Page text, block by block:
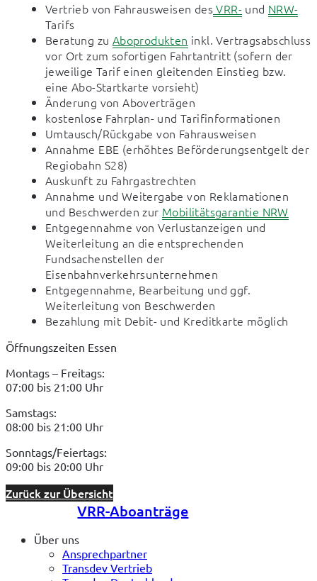
Vertrieb von Fahrausweisen desVRR- und NRW-
Tarifs
Beratung zu Aboprodukten inkl. Vertragsabschluss
vor Ort zum sofortigen Fahrtantritt (sofern der
jeweilige Tarif einen gleitenden Einstieg bzw.
eine Abo-Startkarte vorsieht)
Änderung von Aboverträgen
kostenlose Fahrplan- und Tarifinformationen
Umtausch/Rückgabe von Fahrausweisen
Annahme EBE (erhöhtes Beförderungsentgelt der
Regiobahn S28)
Auskunft zu Fahrgastrechten
Annahme und Weitergabe von Reklamationen
und Beschwerden zur Mobilitätsgarantie NRW
Entgegennahme von Verlustanzeigen und
Weiterleitung an die entsprechenden
Fundsachenstellen der
Eisenbahnverkehrsunternehmen
Entgegennahme, Bearbeitung und ggf.
Weiterleitung von Beschwerden
Bezahlung mit Debit- und Kreditkarte möglich
Öffnungszeiten Essen
Montags – Freitags:
07:00 bis 21:00 Uhr
Samstags:
08:00 bis 21:00 Uhr
Sonntags/Feiertags:
09:00 bis 20:00 Uhr
Zurück zur Übersicht
VRR-Aboanträge
Über uns
Ansprechpartner
Transdev Vertrieb